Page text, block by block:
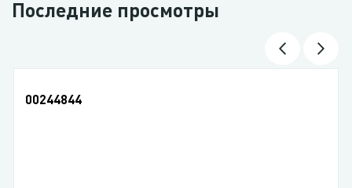
Последние просмотры
00244844